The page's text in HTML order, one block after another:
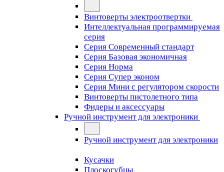
Винтоверты электроотвертки
Интеллектуальная программируемая
серия
Серия Современный стандарт
Серия Базовая экономичная
Серия Норма
Серия Cупер эконом
Серия Мини с регулятором скорости
Винтоверты пистолетного типа
Фидеры и аксессуары
Ручной инструмент для электроники
Ручной инструмент для электроники
Кусачки
Плоскогубцы